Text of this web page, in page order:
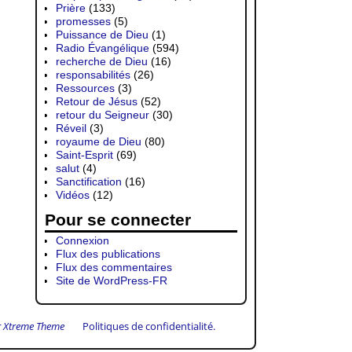
Prière (133)
promesses (5)
Puissance de Dieu (1)
Radio Évangélique (594)
recherche de Dieu (16)
responsabilités (26)
Ressources (3)
Retour de Jésus (52)
retour du Seigneur (30)
Réveil (3)
royaume de Dieu (80)
Saint-Esprit (69)
salut (4)
Sanctification (16)
Vidéos (12)
Pour se connecter
Connexion
Flux des publications
Flux des commentaires
Site de WordPress-FR
Xtreme Theme Politiques de confidentialité.